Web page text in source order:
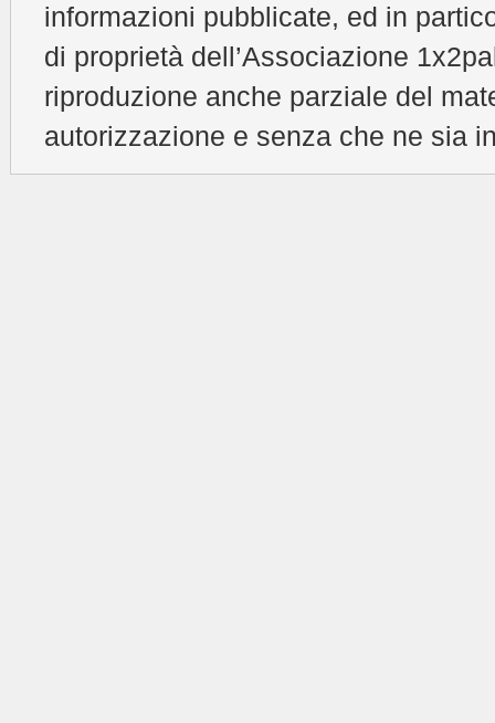
informazioni pubblicate, ed in
di proprietà dell’Associazione
riproduzione anche parziale del
autorizzazione e senza che ne sia